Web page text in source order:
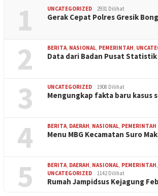
1 UNCATEGORIZED 2931 Dilihat
Gerak Cepat Polres Gresik
2 BERITA, NASIONAL, PEMERINTAH,
Data dari Badan Pusat
3 UNCATEGORIZED 1908 Dilihat
Mengungkap fakta baru kasus
4 BERITA, DAERAH, NASIONAL, PEMERINTAH
Menu MBG Kecamatan Suro
5 BERITA, DAERAH, NASIONAL, PEMERINTAH,
UNCATEGORIZED
1142 Dilihat
Rumah Jampidsus Kejagung